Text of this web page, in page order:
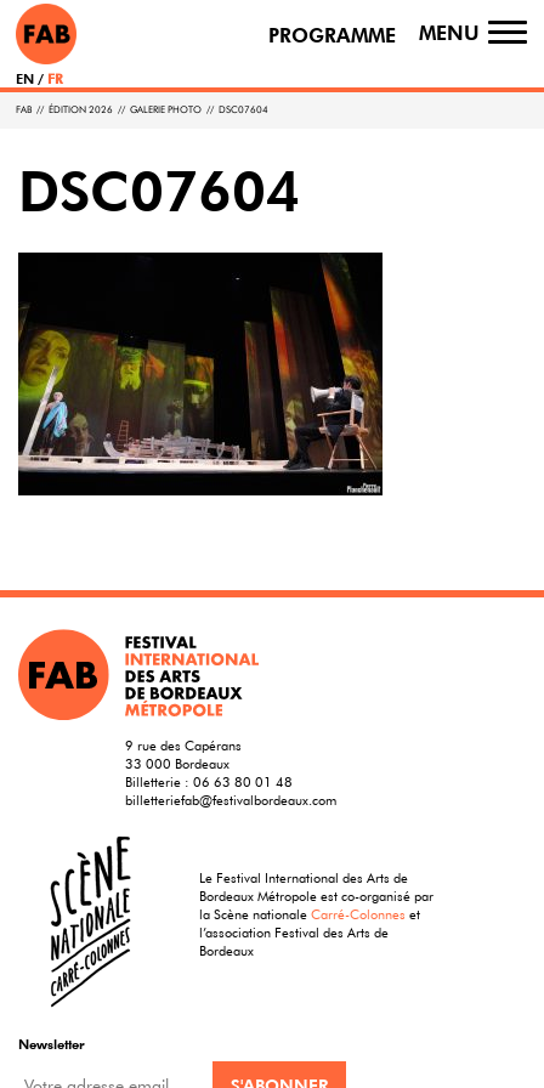
PROGRAMME MENU
EN FR
FAB // ÉDITION 2026 // GALERIE PHOTO // DSC07604
DSC07604
9 rue des Capérans
33 000 Bordeaux
Billetterie : 06 63 80 01 48
billetteriefab@festivalbordeaux.com
Le Festival International des Arts de
Bordeaux Métropole est co-organisé par
la Scène nationaleCarré-Colonnes et
l’association Festival des Arts de
Bordeaux
Newsletter